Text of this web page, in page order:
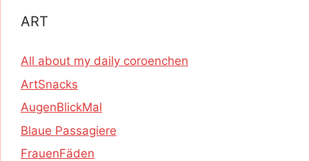
ART
All about my daily coroenchen
ArtSnacks
AugenBlickMal
Blaue Passagiere
FrauenFäden